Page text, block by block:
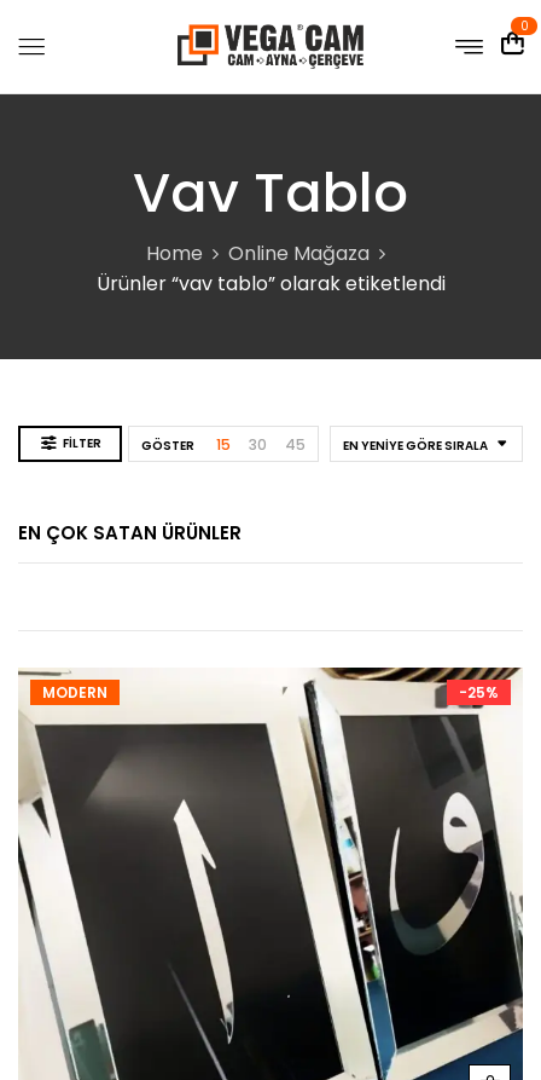
0
Vav Tablo
Home
Online Mağaza
Ürünler “vav tablo” olarak etiketlendi
FILTER EN YENIYE GÖRE SIRALA
GÖSTER 15 30 45
EN ÇOK SATAN ÜRÜNLER
MODERN -25%